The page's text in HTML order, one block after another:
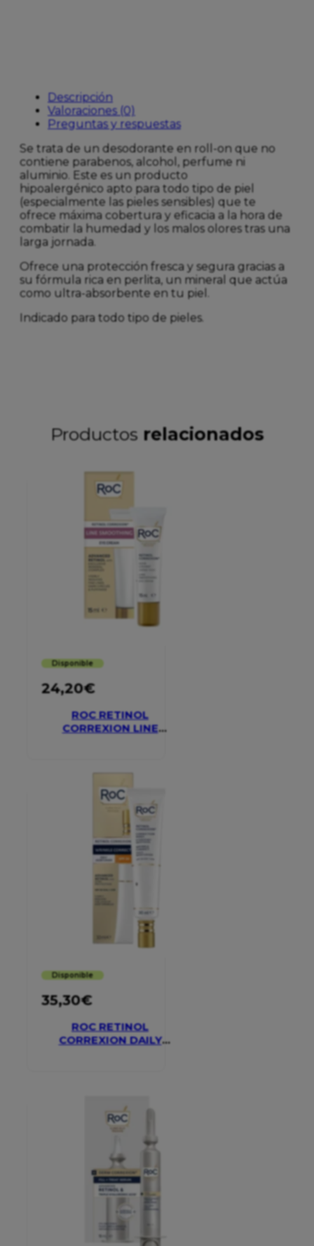
Descripción
Valoraciones (0)
Preguntas y respuestas
Se trata de un desodorante en roll-on que no
contiene parabenos, alcohol, perfume ni
aluminio. Este es un producto
hipoalergénico apto para todo tipo de piel
(especialmente las pieles sensibles) que te
ofrece máxima cobertura y eficacia a la hora de
combatir la humedad y los malos olores tras una
larga jornada.
Ofrece una protección fresca y segura gracias a
su fórmula rica en perlita, un mineral que actúa
como ultra-absorbente en tu piel.
Indicado para todo tipo de pieles.
Productos relacionados
Disponible
24,20€
ROC RETINOL
CORREXION LINE
Disponible
35,30€
ROC RETINOL
CORREXION DAILY